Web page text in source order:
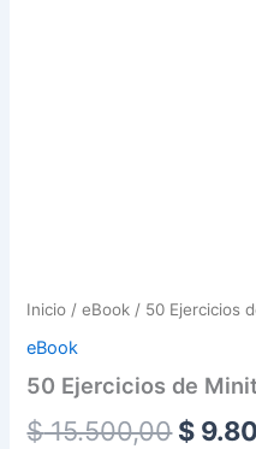
Inicio /eBook / 50 Ejercicios
eBook
50 Ejercicios de
$15.500,00 $